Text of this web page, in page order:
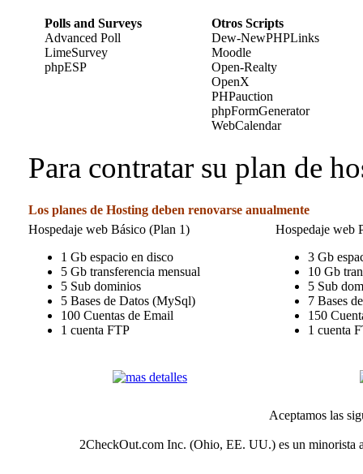
Polls and Surveys
Advanced Poll
LimeSurvey
phpESP
Otros Scripts
Dew-NewPHPLinks
Moodle
Open-Realty
OpenX
PHPauction
phpFormGenerator
WebCalendar
Para contratar su plan de
Los planes de Hosting deben renovarse anualmente
Hospedaje web Básico (Plan 1)
1 Gb espacio en disco
5 Gb transferencia mensual
5 Sub dominios
5 Bases de Datos (MySql)
100 Cuentas de Email
1 cuenta FTP
Hospedaje web
3 Gb
10 Gb
5 Sub
7 Bases
150
1 cuenta
Aceptamos las
2CheckOut.com Inc. (Ohio, EE. UU.) es un minorista